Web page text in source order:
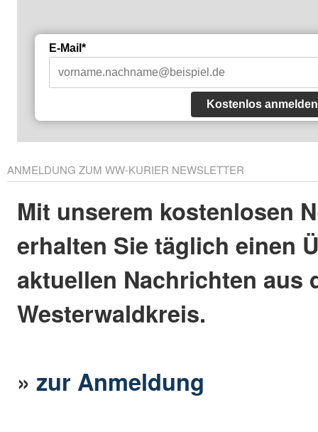
E-Mail*
Kostenlos anmelden
ANMELDUNG ZUM WW-KURIER NEWSLETTER
Mit unserem kostenlosen
erhalten Sie täglich einen
aktuellen Nachrichten aus
Westerwaldkreis.
»zur Anmeldung